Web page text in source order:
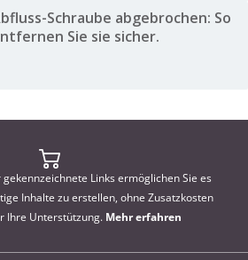
Schraube abgebrochen: So
Sie sie sicher.
Links ermöglichen Sie es
Inhalte zu erstellen, ohne Zusatzkosten
Ihre Unterstützung. Mehr erfahren